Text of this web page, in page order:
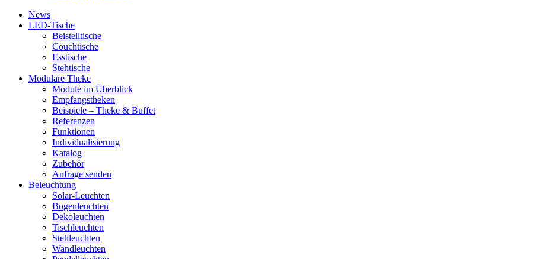
News
LED-Tische
Beistelltische
Couchtische
Esstische
Stehtische
Modulare Theke
Module im Überblick
Empfangstheken
Beispiele – Theke & Buffet
Referenzen
Funktionen
Individualisierung
Katalog
Zubehör
Anfrage senden
Beleuchtung
Solar-Leuchten
Bogenleuchten
Dekoleuchten
Tischleuchten
Stehleuchten
Wandleuchten